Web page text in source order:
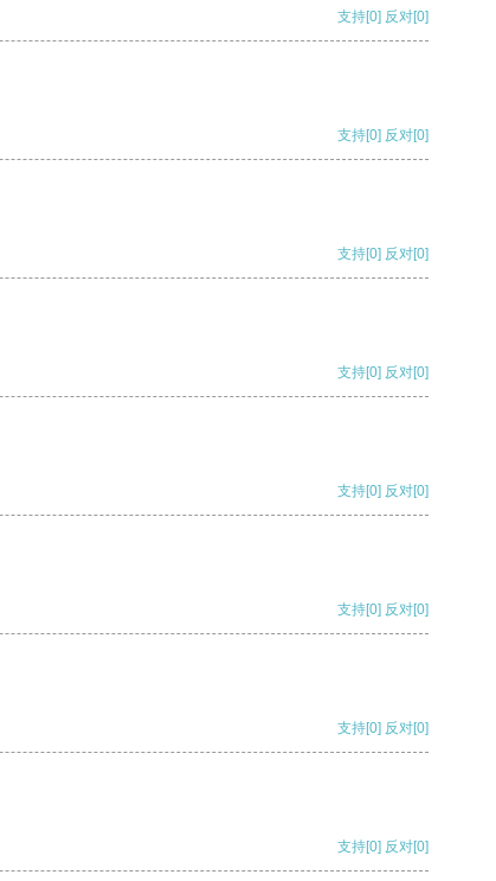
支持[0] 反对[0]
支持[0] 反对[0]
支持[0] 反对[0]
支持[0] 反对[0]
支持[0] 反对[0]
支持[0] 反对[0]
支持[0] 反对[0]
支持[0] 反对[0]